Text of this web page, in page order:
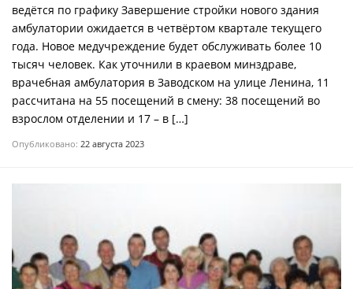
ведётся по графику Завершение стройки нового здания
амбулатории ожидается в четвёртом квартале текущего
года. Новое медучреждение будет обслуживать более 10
тысяч человек. Как уточнили в краевом минздраве,
врачебная амбулатория в Заводском на улице Ленина, 11
рассчитана на 55 посещений в смену: 38 посещений во
взрослом отделении и 17 – в […]
Опубликовано: 22 августа 2023